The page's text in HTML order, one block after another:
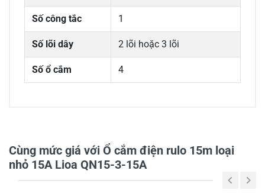
Số công tắc 1
Số lõi dây 2 lõi hoặc 3 lõi
Số ổ cắm 4
Cùng mức giá với Ổ cắm điện rulo 15m loại
nhỏ 15A Lioa QN15-3-15A